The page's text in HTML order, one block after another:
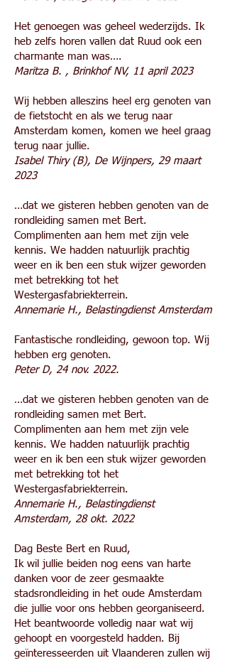
Het genoegen was geheel wederzijds. Ik
heb zelfs horen vallen dat Ruud ook een
charmante man was….
Maritza B. , Brinkhof NV, 11 april 2023
Wij hebben alleszins heel erg genoten van
de fietstocht en als we terug naar
Amsterdam komen, komen we heel graag
terug naar jullie.
Isabel Thiry (B), De Wijnpers, 29 maart
2023
…dat we gisteren hebben genoten van de
rondleiding samen met Bert.
Complimenten aan hem met zijn vele
kennis. We hadden natuurlijk prachtig
weer en ik ben een stuk wijzer geworden
met betrekking tot het
Westergasfabriekterrein.
Annemarie H., Belastingdienst Amsterdam
Fantastische rondleiding, gewoon top. Wij
hebben erg genoten.
Peter D, 24 nov. 2022.
…dat we gisteren hebben genoten van de
rondleiding samen met Bert.
Complimenten aan hem met zijn vele
kennis. We hadden natuurlijk prachtig
weer en ik ben een stuk wijzer geworden
met betrekking tot het
Westergasfabriekterrein.
Annemarie H., Belastingdienst
Amsterdam, 28 okt. 2022
Dag Beste Bert en Ruud,
Ik wil jullie beiden nog eens van harte
danken voor de zeer gesmaakte
stadsrondleiding in het oude Amsterdam
die jullie voor ons hebben georganiseerd.
Het beantwoorde volledig naar wat wij
gehoopt en voorgesteld hadden. Bij
geïnteresseerden uit Vlaanderen zullen wij